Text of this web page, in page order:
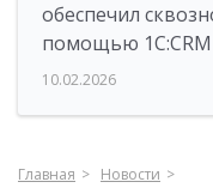
обеспечил
помощью 1С:CRM
10.02.2026
Главная
Новости